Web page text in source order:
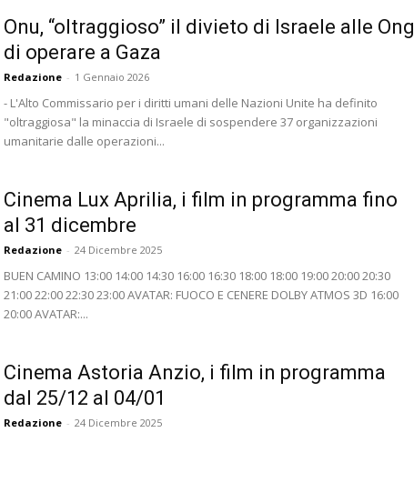
Onu, “oltraggioso” il divieto di Israele alle Ong
di operare a Gaza
Redazione - 1 Gennaio 2026
- L'Alto Commissario per i diritti umani delle Nazioni Unite ha definito
"oltraggiosa" la minaccia di Israele di sospendere 37 organizzazioni
umanitarie dalle operazioni...
Cinema Lux Aprilia, i film in programma fino
al 31 dicembre
Redazione - 24 Dicembre 2025
BUEN CAMINO 13:00 14:00 14:30 16:00 16:30 18:00 18:00 19:00 20:00 20:30
21:00 22:00 22:30 23:00 AVATAR: FUOCO E CENERE DOLBY ATMOS 3D 16:00
20:00 AVATAR:...
Cinema Astoria Anzio, i film in programma
dal 25/12 al 04/01
Redazione - 24 Dicembre 2025